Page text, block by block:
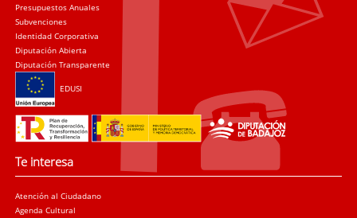
Presupuestos Anuales
Subvenciones
Identidad Corporativa
Diputación Abierta
Diputación Transparente
EDUSI
Te interesa
Atención al Ciudadano
Agenda Cultural